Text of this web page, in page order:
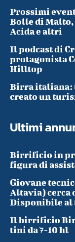
Prossimi
Bolle di
Acida e altri
Il podcast di
protagonista
Hilltop
Birra italiana:
creato un
Ultimi
Birrificio in
figura di
Giovane
Altavia) cerca
Disponibile al
Il birrificio
tini da 7-10 hl